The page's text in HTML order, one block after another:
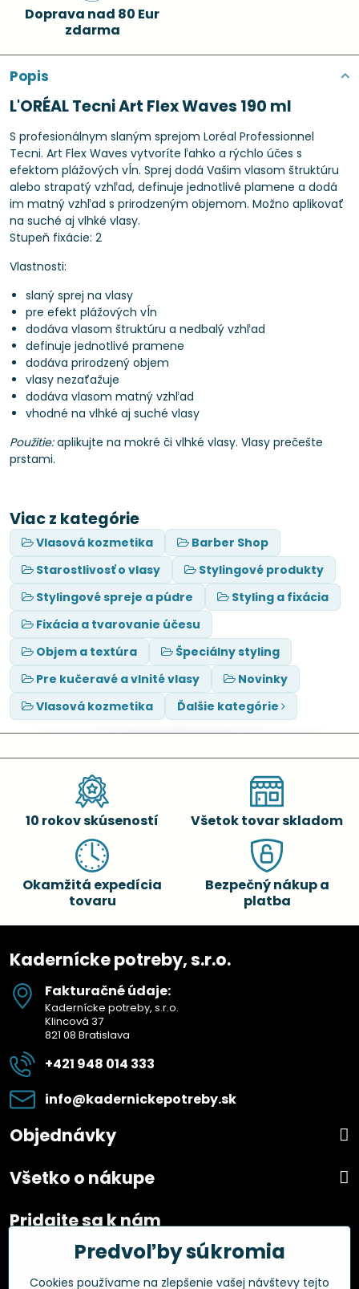
Doprava nad 80 Eur
zdarma
Popis
L'ORÉAL Tecni Art Flex Waves 190 ml
S profesionálnym slaným sprejom Loréal Professionnel
Tecni. Art Flex Waves vytvoríte ľahko a rýchlo účes s
efektom plážových vĺn. Sprej dodá Vašim vlasom štruktúru
alebo strapatý vzhľad, definuje jednotlivé plamene a dodá
im matný vzhľad s prirodzeným objemom. Možno aplikovať
na suché aj vlhké vlasy.
Stupeň fixácie: 2
Vlastnosti:
slaný sprej na vlasy
pre efekt plážových vĺn
dodáva vlasom štruktúru a nedbalý vzhľad
definuje jednotlivé pramene
dodáva prirodzený objem
vlasy nezaťažuje
dodáva vlasom matný vzhľad
vhodné na vlhké aj suché vlasy
Použitie:aplikujte na mokré či vlhké vlasy. Vlasy prečešte
prstami.
Viac z kategórie
Vlasová kozmetika
Barber Shop
Starostlivosť o vlasy
Stylingové produkty
Stylingové spreje a púdre
Styling a fixácia
Fixácia a tvarovanie účesu
Objem a textúra
Špeciálny styling
Pre kučeravé a vlnité vlasy
Novinky
Vlasová kozmetika
Ďalšie kategórie
10 rokov skúseností Všetok tovar skladom
Okamžitá expedícia
tovaru
Bezpečný nákup a
platba
Kadernícke potreby, s.r.o.
Fakturačné údaje:
Kadernícke potreby, s.r.o.
Klincová 37
821 08 Bratislava
+421 948 014 333
info​@kadernickepotreby​.sk
Objednávky
Všetko o nákupe
Pridajte sa k nám
FacebookPredvoľby súkromia
Cookies používame na zlepšenie vašej návštevy tejto